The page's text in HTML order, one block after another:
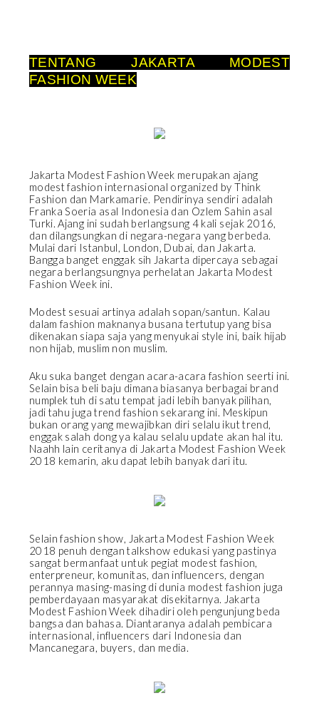
TENTANG JAKARTA MODEST
FASHION WEEK
Jakarta Modest Fashion Week merupakan ajang
modest fashion internasional organized by Think
Fashion dan Markamarie. Pendirinya sendiri adalah
Franka Soeria asal Indonesia dan Ozlem Sahin asal
Turki. Ajang ini sudah berlangsung 4 kali sejak 2016,
dan dilangsungkan di negara-negara yang berbeda.
Mulai dari Istanbul, London, Dubai, dan Jakarta.
Bangga banget enggak sih Jakarta dipercaya sebagai
negara berlangsungnya perhelatan Jakarta Modest
Fashion Week ini.
Modest sesuai artinya adalah sopan/santun. Kalau
dalam fashion maknanya busana tertutup yang bisa
dikenakan siapa saja yang menyukai style ini, baik hijab
non hijab, muslim non muslim.
Aku suka banget dengan acara-acara fashion seerti ini.
Selain bisa beli baju dimana biasanya berbagai brand
numplek tuh di satu tempat jadi lebih banyak pilihan,
jadi tahu juga trend fashion sekarang ini. Meskipun
bukan orang yang mewajibkan diri selalu ikut trend,
enggak salah dong ya kalau selalu update akan hal itu.
Naahh lain ceritanya di Jakarta Modest Fashion Week
2018 kemarin, aku dapat lebih banyak dari itu.
Selain fashion show, Jakarta Modest Fashion Week
2018 penuh dengan talkshow edukasi yang pastinya
sangat bermanfaat untuk pegiat modest fashion,
enterpreneur, komunitas, dan influencers, dengan
perannya masing-masing di dunia modest fashion juga
pemberdayaan masyarakat disekitarnya. Jakarta
Modest Fashion Week dihadiri oleh pengunjung beda
bangsa dan bahasa. Diantaranya adalah pembicara
internasional, influencers dari Indonesia dan
Mancanegara, buyers, dan media.